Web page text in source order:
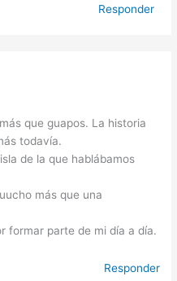
Responder
que guapos. La historia
todavía.
de la que hablábamos
más que una
formar parte de mi día a día.
Responder